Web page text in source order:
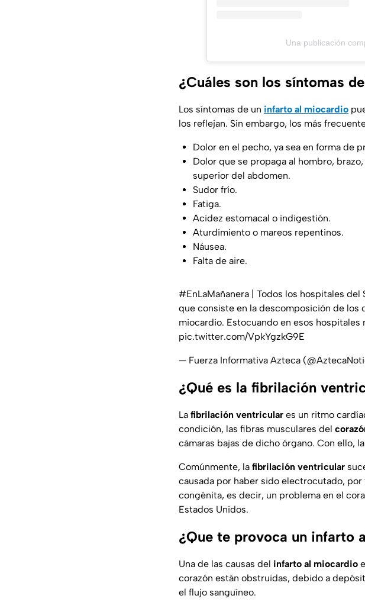
Una publicación
¿Cuáles son los síntomas
Los síntomas de un infarto al miocardio
los reflejan. Sin embargo, los más
Dolor en el pecho, ya sea en forma de
Dolor que se propaga al hombro,
superior del abdomen.
Sudor frío.
Fatiga.
Acidez estomacal o indigestión.
Aturdimiento o mareos repentinos.
Náusea.
Falta de aire.
#EnLaMañanera | Todos los hospitales
que consiste en la descomposición de los
miocardio. Estocuando en esos hospitales
pic.twitter.com/VpkYgzkG9E
— Fuerza Informativa Azteca
¿Qué es la fibrilación
La fibrilación ventricular es un ritmo
condición, las fibras musculares del
cámaras bajas de dicho órgano. Con ello,
Comúnmente, la fibrilación ventricular
causada por haber sido electrocutado,
congénita, es decir, un problema en el
Estados Unidos.
¿Que te provoca un infarto
Una de las causas del infarto al miocardio
corazón están obstruidas, debido a
el flujo sanguíneo.